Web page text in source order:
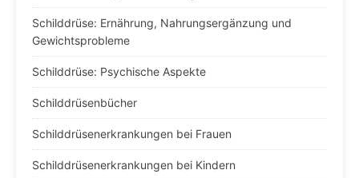
Schilddrüse: Ernährung, Nahrungsergänzung und
Gewichtsprobleme
Schilddrüse: Psychische Aspekte
Schilddrüsenbücher
Schilddrüsenerkrankungen bei Frauen
Schilddrüsenerkrankungen bei Kindern